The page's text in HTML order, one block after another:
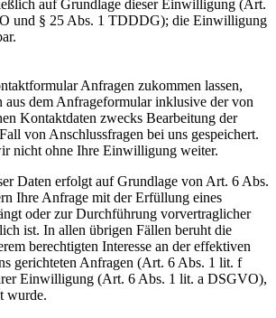
auf Grundlage dieser Einwilligung (Art.
und § 25 Abs. 1 TDDDG); die Einwilligung
Anfragen zukommen lassen,
aus dem Anfrageformular inklusive der von
Kontaktdaten zwecks Bearbeitung der
von Anschlussfragen bei uns gespeichert.
nicht ohne Ihre Einwilligung weiter.
Daten erfolgt auf Grundlage von Art. 6 Abs.
Ihre Anfrage mit der Erfüllung eines
oder zur Durchführung vorvertraglicher
ist. In allen übrigen Fällen beruht die
berechtigten Interesse an der effektiven
gerichteten Anfragen (Art. 6 Abs. 1 lit. f
Einwilligung (Art. 6 Abs. 1 lit. a DSGVO),
wurde.